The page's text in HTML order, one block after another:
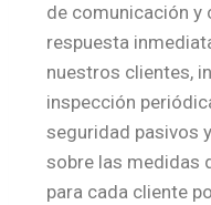
de comunicación y
respuesta
nuestros clientes,
inspección
seguridad pasivos
sobre las medidas
para cada cliente